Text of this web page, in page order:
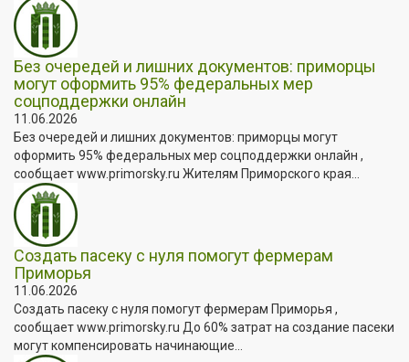
Без очередей и лишних документов: приморцы
могут оформить 95% федеральных мер
соцподдержки онлайн
11.06.2026
Без очередей и лишних документов: приморцы могут
оформить 95% федеральных мер соцподдержки онлайн ,
сообщает www.primorsky.ru Жителям Приморского края...
Создать пасеку с нуля помогут фермерам
Приморья
11.06.2026
Создать пасеку с нуля помогут фермерам Приморья ,
сообщает www.primorsky.ru До 60% затрат на создание пасеки
могут компенсировать начинающие...